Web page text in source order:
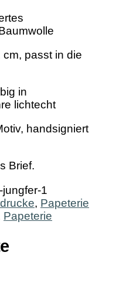
cm, passt in die
in
lichtecht
handsigniert
Brief.
1
, Papeterie
Papeterie